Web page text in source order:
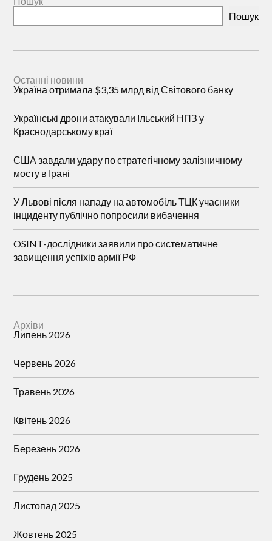
Пошук
Останні новини
Україна отримала $3,35 млрд від Світового банку
Українські дрони атакували Ільський НПЗ у
Краснодарському краї
США завдали удару по стратегічному залізничному
мосту в Ірані
У Львові після нападу на автомобіль ТЦК учасники
інциденту публічно попросили вибачення
OSINT-дослідники заявили про систематичне
завищення успіхів армії РФ
Архіви
Липень 2026
Червень 2026
Травень 2026
Квітень 2026
Березень 2026
Грудень 2025
Листопад 2025
Жовтень 2025